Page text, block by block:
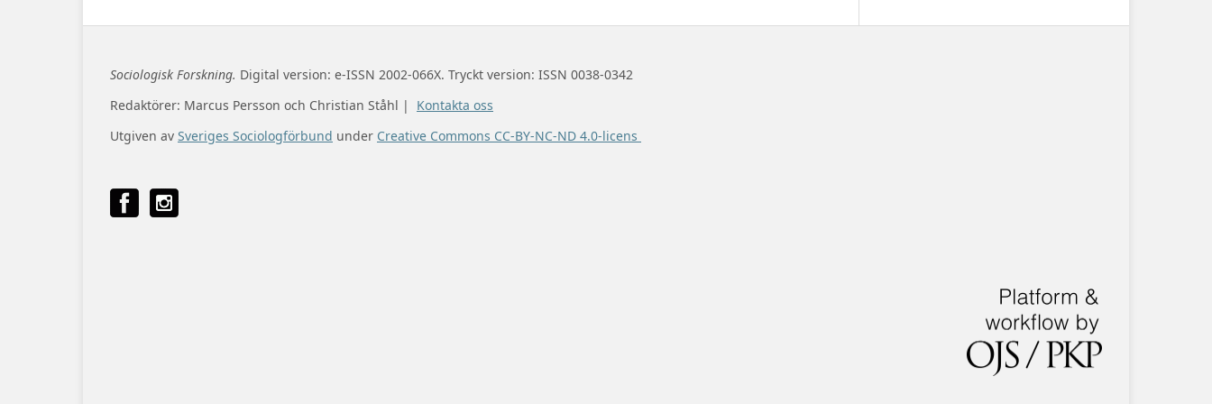
Sociologisk Forskning. Digital version: e-ISSN 2002-066X. Tryckt version: ISSN 0038-0342
Redaktörer: Marcus Persson och Christian Ståhl | Kontakta oss
Utgiven av Sveriges Sociologförbund under Creative Commons CC-BY-NC-ND 4.0-licens